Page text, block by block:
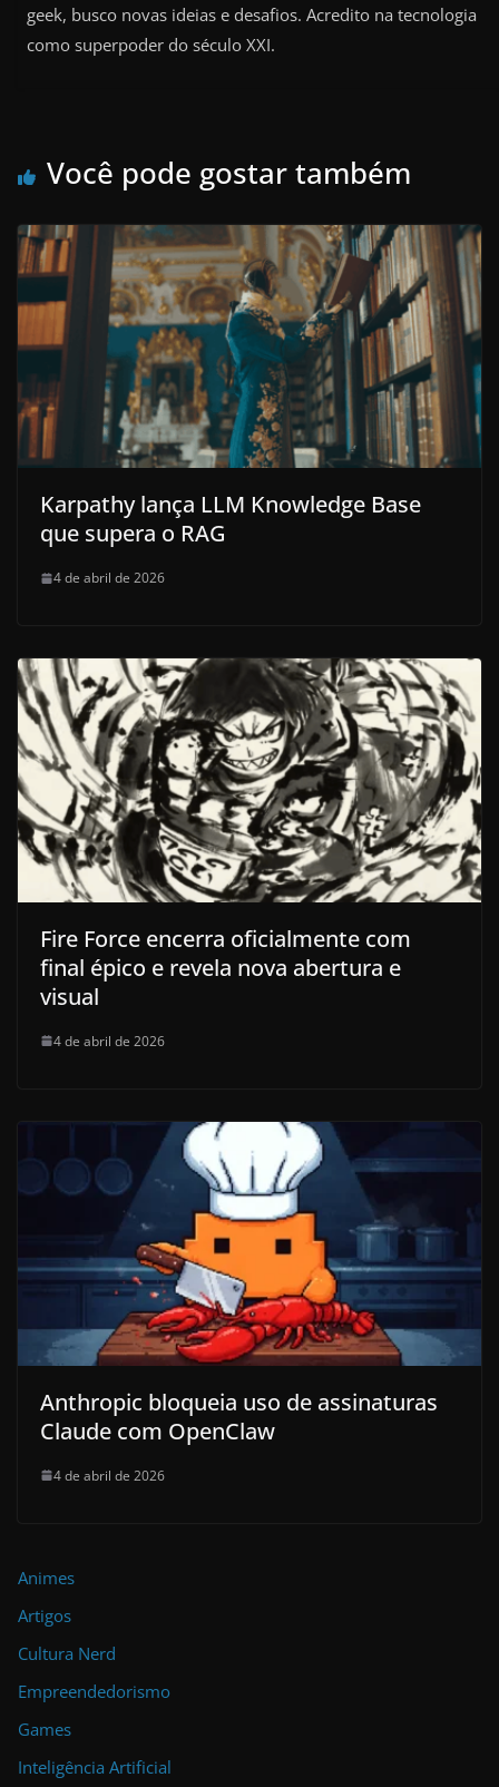
geek, busco novas ideias e desafios. Acredito na tecnologia
como superpoder do século XXI.
Você pode gostar também
Karpathy lança LLM Knowledge Base
que supera o RAG
4 de abril de 2026
Fire Force encerra oficialmente com
final épico e revela nova abertura e
visual
4 de abril de 2026
Anthropic bloqueia uso de assinaturas
Claude com OpenClaw
4 de abril de 2026
Animes
Artigos
Cultura Nerd
Empreendedorismo
Games
Inteligência Artificial